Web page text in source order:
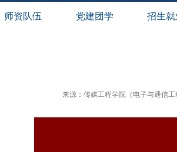
师资队伍 党建团学 招生就
来源：传媒工程学院（电子与通信工